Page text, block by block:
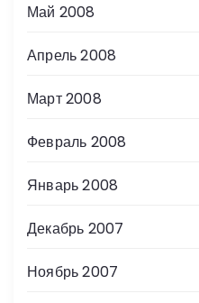
Май 2008
Апрель 2008
Март 2008
Февраль 2008
Январь 2008
Декабрь 2007
Ноябрь 2007